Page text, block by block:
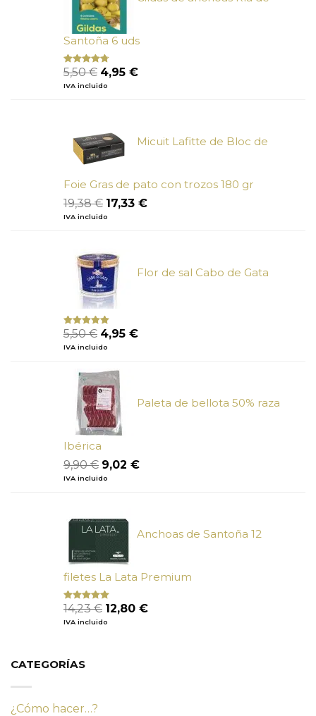
Santoña 6 uds
Valorado
con
de 5
5,50€ El
precio
4,95 €El
IVA incluido
Micuit Lafitte de Bloc de
Foie Gras de pato con trozos 180 gr
19,38€ El
precio
19,38 €.
17,33 €El
IVA incluido
Flor de sal Cabo de Gata
Valorado
con
de
5
5,50€ El
precio
era:
5,50 €.
4,95 €El
IVA incluido
Paleta de bellota 50% raza
Ibérica
9,90€ El
precio
9,90 €.
9,02 €El
IVA incluido
Anchoas de Santoña 12
filetes La Lata Premium
Valorado
con
de 5
14,23€ El
precio
12,80 €El
IVA incluido
CATEGORÍAS
¿Cómo hacer…?